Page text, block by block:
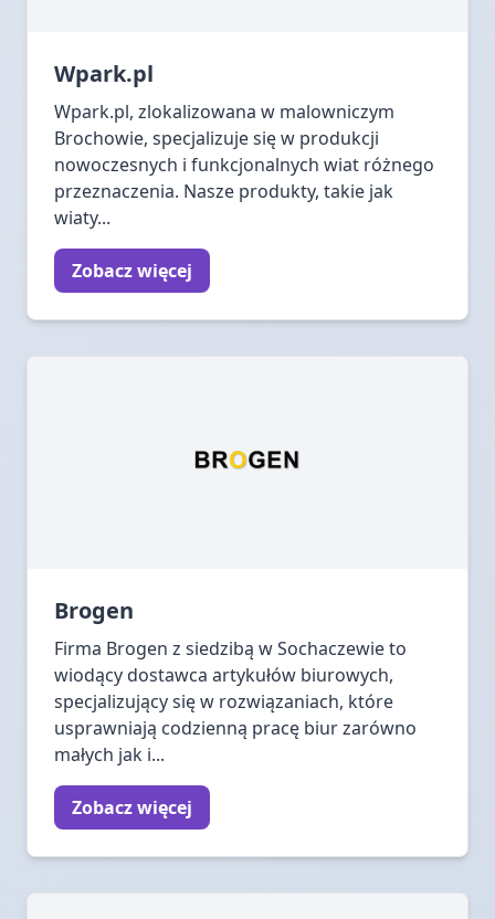
Wpark.pl
Wpark.pl, zlokalizowana w malowniczym
Brochowie, specjalizuje się w produkcji
nowoczesnych i funkcjonalnych wiat różnego
przeznaczenia. Nasze produkty, takie jak
wiaty...
Zobacz więcej
Brogen
Firma Brogen z siedzibą w Sochaczewie to
wiodący dostawca artykułów biurowych,
specjalizujący się w rozwiązaniach, które
usprawniają codzienną pracę biur zarówno
małych jak i...
Zobacz więcej